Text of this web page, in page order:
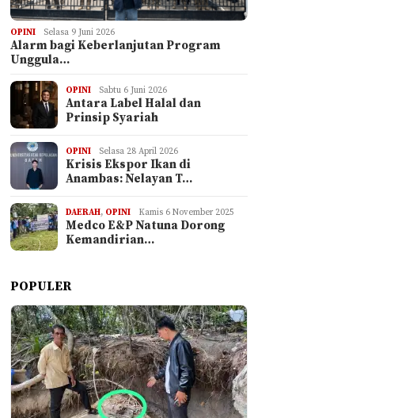
OPINI Selasa 9 Juni 2026
Alarm bagi Keberlanjutan Program
Unggula…
OPINI Sabtu 6 Juni 2026
Antara Label Halal dan
Prinsip Syariah
OPINI Selasa 28 April 2026
Krisis Ekspor Ikan di
Anambas: Nelayan T…
DAERAH, OPINI Kamis 6 November 2025
Medco E&P Natuna Dorong
Kemandirian…
POPULER